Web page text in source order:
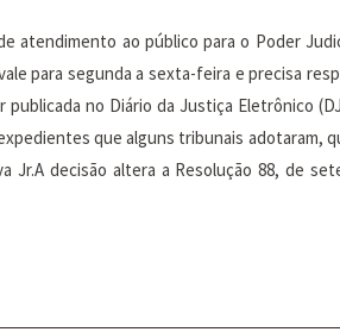
atendimento ao público para o Poder
para segunda a sexta-feira e precisa
no Diário da Justiça Eletrônico
que alguns tribunais adotaram,
decisão altera a Resolução 88, de